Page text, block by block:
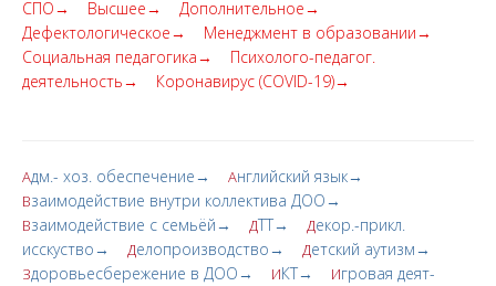
СПО→
Высшее→
Дополнительное→
Дефектологическое→
Менеджмент в образовании→
Социальная педагогика→
Психолого-педагог.
деятельность→
Коронавирус (COVID-19)→
Адм.- хоз. обеспечение→ Английский язык→
Взаимодействие внутри коллектива ДОО→
Взаимодействие с семьёй→ ДТТ→ Декор.-прикл.
исскуство→
Делопроизводство→ Детский аутизм→
Здоровьесбережение в ДОО→ ИКТ→ Игровая деят-